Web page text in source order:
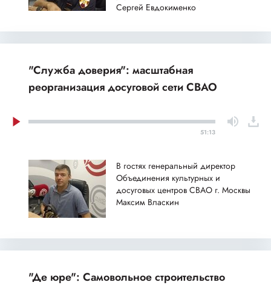
Сергей Евдокименко
"Служба доверия": масштабная
реорганизация досуговой сети СВАО
51:13
В гостях генеральный директор
Объединения культурных и
досуговых центров СВАО г. Москвы
Максим Власкин
"Де юре": Самовольное строительство